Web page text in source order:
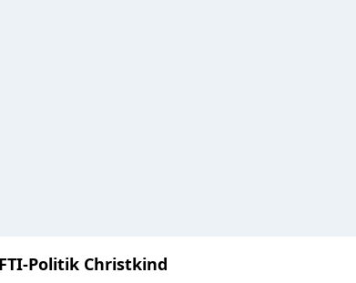
Politik Christkind